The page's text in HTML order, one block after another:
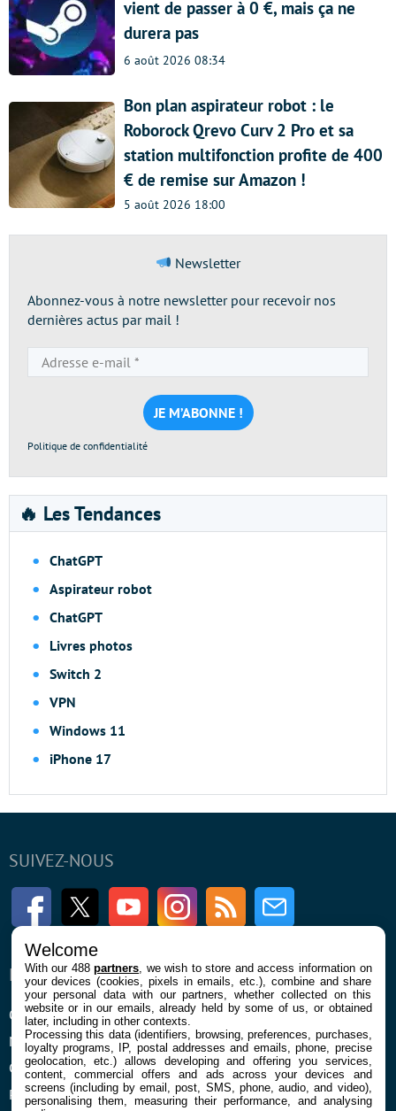
vient de passer à 0 €, mais ça ne
durera pas
6 août 2026 08:34
Bon plan aspirateur robot : le
Roborock Qrevo Curv 2 Pro et sa
station multifonction profite de 400
€ de remise sur Amazon !
5 août 2026 18:00
Newsletter
Abonnez-vous à notre newsletter pour recevoir nos
dernières actus par mail !
e-
mail
*
Politique de confidentialité
🔥 Les Tendances
ChatGPT
Aspirateur robot
ChatGPT
Livres photos
Switch 2
VPN
Windows 11
iPhone 17
SUIVEZ-NOUS
FacebookTwitter Youtube InstagramRSS Newsletter
ENTREPRISE
Qui sommes nous
Mentions légales et CGU
Confidentialité et Cookies
Préférences cookies
À PROPOS
La rédaction
Contact
Welcome
With our 488partners , we wish to store and access information on
your devices (cookies, pixels in emails, etc.), combine and share
your personal data with our partners, whether collected on this
website or in our emails, already held by some of us, or obtained
later, including in other contexts.
Processing this data (identifiers, browsing, preferences, purchases,
loyalty programs, IP, postal addresses and emails, phone, precise
geolocation, etc.) allows developing and offering you services,
content, commercial offers and ads across your devices and
screens (including by email, post, SMS, phone, audio, and video),
personalising them, measuring their performance, and analysing